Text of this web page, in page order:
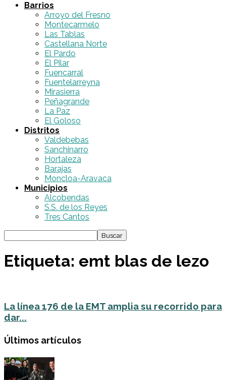
Barrios
Arroyo del Fresno
Montecarmelo
Las Tablas
Castellana Norte
El Pardo
El Pilar
Fuencarral
Fuentelarreyna
Mirasierra
Peñagrande
La Paz
El Goloso
Distritos
Valdebebas
Sanchinarro
Hortaleza
Barajas
Moncloa-Aravaca
Municipios
Alcobendas
S.S. de los Reyes
Tres Cantos
Etiqueta: emt blas de lezo
La línea 176 de la EMT amplia su recorrido para
dar...
Últimos artículos